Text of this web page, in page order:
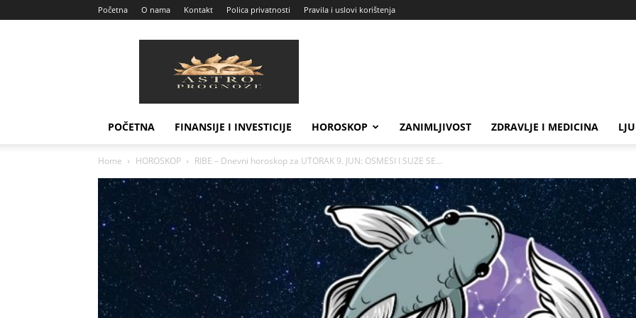
Početna O nama Kontakt Polica privatnosti Pravila i uslovi korištenja
Prognoze
POČETNA FINANSIJE I INVESTICIJE HOROSKOP ZANIMLJIVOST ZDRAVLJE I MEDICINA
Home HOROSKOP RIBE – Dnevni horoskop za UTORAK 9. JUN: OSMESI I SUZE SE...